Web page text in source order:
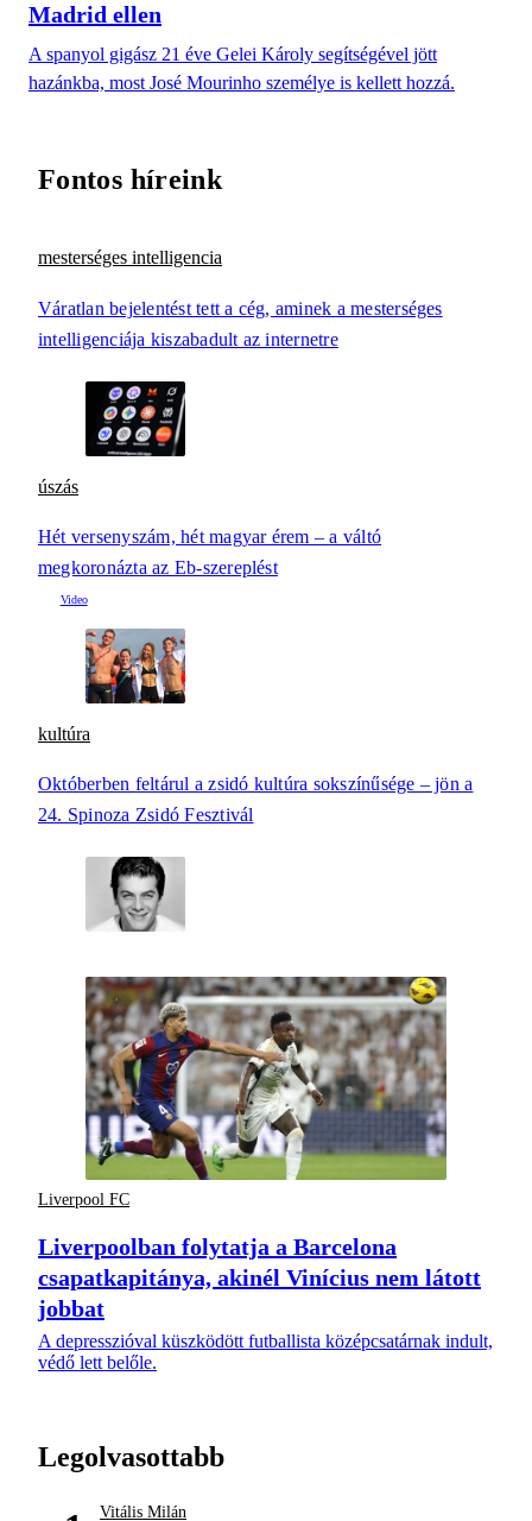
Madrid ellen
A spanyol gigász 21 éve Gelei Károly segítségével jött
hazánkba, most José Mourinho személye is kellett hozzá.
Fontos híreink
mesterséges intelligencia
Váratlan bejelentést tett a cég, aminek a mesterséges
intelligenciája kiszabadult az internetre
úszás
Hét versenyszám, hét magyar érem – a váltó
megkoronázta az Eb-szereplést
kultúra
Októberben feltárul a zsidó kultúra sokszínűsége – jön a
24. Spinoza Zsidó Fesztivál
Liverpool FC
Liverpoolban folytatja a Barcelona
csapatkapitánya, akinél Vinícius nem látott
jobbat
A depresszióval küszködött futballista középcsatárnak indult,
védő lett belőle.
Legolvasottabb
Vitális Milán